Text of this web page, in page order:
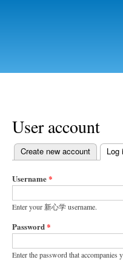
User account
Primary tabs
Create new account Log
Username*
Enter your 新心学 username.
Password*
Enter the password that accompanies